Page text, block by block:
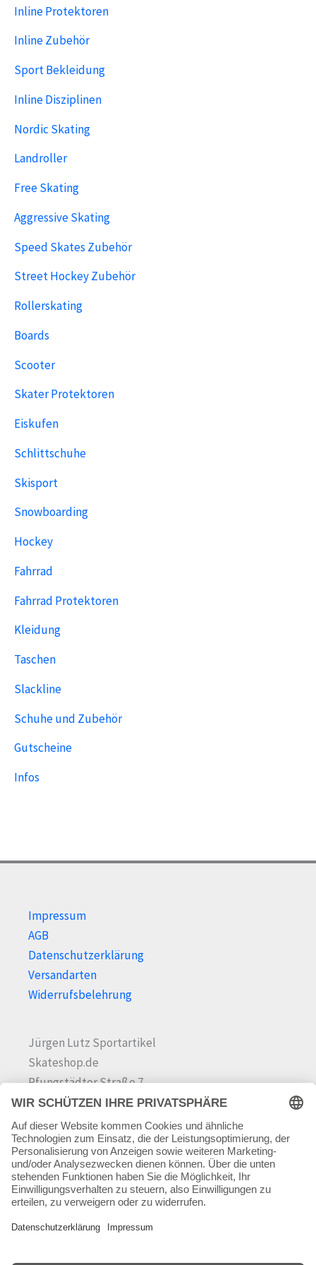
Inline Protektoren
Inline Zubehör
Sport Bekleidung
Inline Disziplinen
Nordic Skating
Landroller
Free Skating
Aggressive Skating
Speed Skates Zubehör
Street Hockey Zubehör
Rollerskating
Boards
Scooter
Skater Protektoren
Eiskufen
Schlittschuhe
Skisport
Snowboarding
Hockey
Fahrrad
Fahrrad Protektoren
Kleidung
Taschen
Slackline
Schuhe und Zubehör
Gutscheine
Infos
Impressum
AGB
Datenschutzerklärung
Versandarten
Widerrufsbelehrung
Jürgen Lutz Sportartikel
Skateshop.de
Pfungstädter Straße 7
64342 Seeheim-Jugenheim
Tel.06257 868181
Mail:info@skateshop.de
Warenkorb
Mein Konto